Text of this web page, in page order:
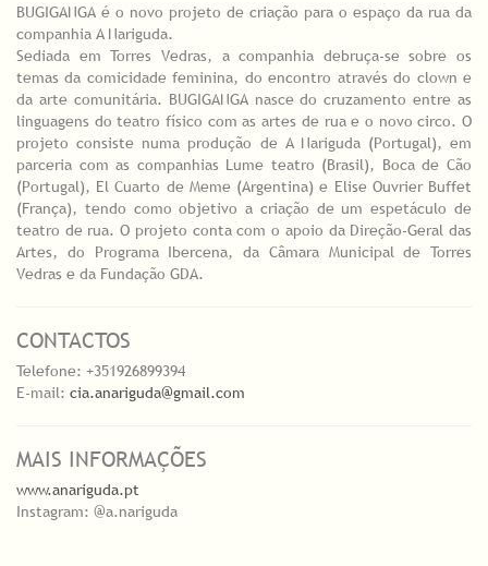
BUGIGANGA é o novo projeto de criação para o espaço da rua da
companhia A Nariguda.
Sediada em Torres Vedras, a companhia debruça-se sobre os
temas da comicidade feminina, do encontro através do clown e
da arte comunitária. BUGIGANGA nasce do cruzamento entre as
linguagens do teatro físico com as artes de rua e o novo circo. O
projeto consiste numa produção de A Nariguda (Portugal), em
parceria com as companhias Lume teatro (Brasil), Boca de Cão
(Portugal), El Cuarto de Meme (Argentina) e Elise Ouvrier Buffet
(França), tendo como objetivo a criação de um espetáculo de
teatro de rua. O projeto conta com o apoio da Direção-Geral das
Artes, do Programa Ibercena, da Câmara Municipal de Torres
Vedras e da Fundação GDA.
CONTACTOS
Telefone: +351926899394
E-mail: cia.anariguda@gmail.com
MAIS INFORMAÇÕES
www.anariguda.pt
Instagram: @a.nariguda